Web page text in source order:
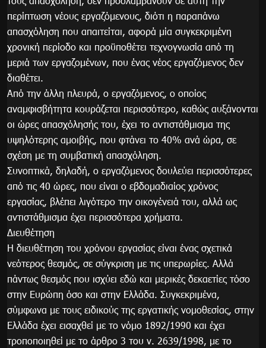
περίπτωση νέους εργαζόμενους, διότι η παραπάνω
απασχόληση που απαιτείται, αφορά μία συγκεκριμένη
χρονική περίοδο και προϋποθέτει τεχνογνωσία από τη
μεριά των εργαζομένων, που ένας νέος εργαζόμενος δεν
διαθέτει.
Από την άλλη πλευρά, ο εργαζόμενος, ο οποίος
αναμφισβήτητα κουράζεται περισσότερο, καθώς αυξάνονται
οι ώρες απασχόλησής του, έχει το αντιστάθμισμα της
υψηλότερης αμοιβής, που φτάνει το 40% ανά ώρα, σε
σχέση με τη συμβατική απασχόληση.
Συνοπτικά, δηλαδή, ο εργαζόμενος δουλεύει περισσότερες
από τις 40 ώρες, που είναι ο εβδομαδιαίος χρόνος
εργασίας, βλέπει λιγότερο την οικογένειά του, αλλά ως
αντιστάθμισμα έχει περισσότερα χρήματα.
Διευθέτηση
Η διευθέτηση του χρόνου εργασίας είναι ένας σχετικά
νεότερος θεσμός, σε σύγκριση με τις υπερωρίες. Αλλά
πάντως θεσμός που ισχύει εδώ και μερικές δεκαετίες τόσο
στην Ευρώπη όσο και στην Ελλάδα. Συγκεκριμένα,
σύμφωνα με τους ειδικούς της εργατικής νομοθεσίας, στην
Ελλάδα έχει εισαχθεί με το νόμο 1892/1990 και έχει
τροποποιηθεί με το άρθρο 3 του ν. 2639/1998, με το